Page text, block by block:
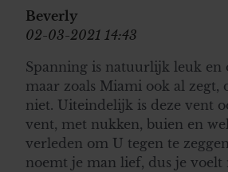
Beverly
02-03-2021 14:43
Spanning is natuurlijk leuk en
maar zoals Miami ook al zegt,
niet. Uiteindelijk is deze vent
vent, met nukken, buien en
verleden om U tegen te
noemt je man lief, dus je voelt